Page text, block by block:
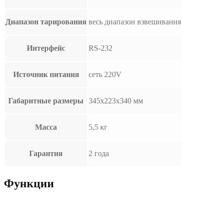
Диапазон тарирования весь диапазон взвешивания
Интерфейс RS-232
Источник питания сеть 220V
Габаритные размеры 345х223х340 мм
Масса 5,5 кг
Гарантия 2 года
Функции